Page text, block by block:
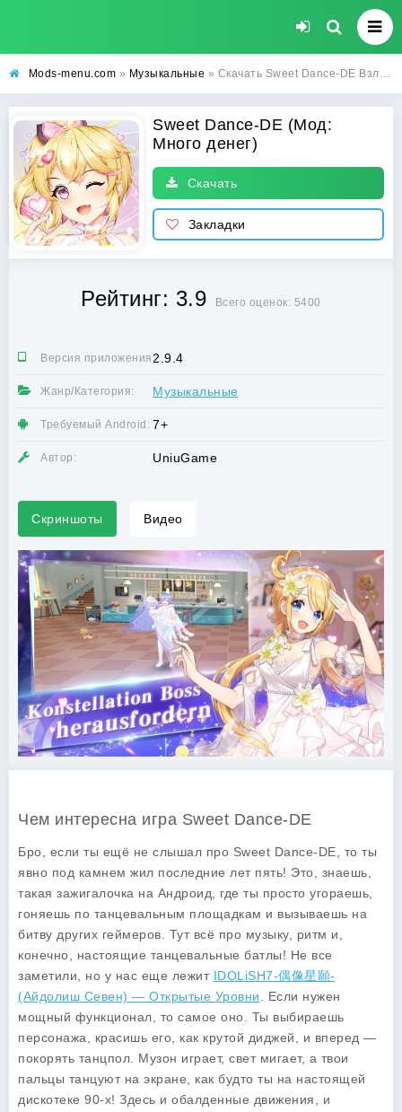
Mods-menu.com » Музыкальные » Скачать Sweet Dance-DE Взлом (Много денег) на Андроид бесплатно
Sweet Dance-DE (Мод:
Много денег)
Скачать
Закладки
Рейтинг: 3.9 Всего оценок: 5400
Версия приложения:2.9.4
Жанр/Категория: Музыкальные
Требуемый Android: 7+
Автор: UniuGame
Скриншоты Видео
Чем интересна игра Sweet Dance-DE
Бро, если ты ещё не слышал про Sweet Dance-DE, то ты
явно под камнем жил последние лет пять! Это, знаешь,
такая зажигалочка на Андроид, где ты просто угораешь,
гоняешь по танцевальным площадкам и вызываешь на
битву других геймеров. Тут всё про музыку, ритм и,
конечно, настоящие танцевальные батлы! Не все
заметили, но у нас еще лежит IDOLiSH7-偶像星願-
(Айдолиш Севен) — Открытые Уровни . Если нужен
мощный функционал, то самое оно. Ты выбираешь
персонажа, красишь его, как крутой диджей, и вперед —
покорять танцпол. Музон играет, свет мигает, а твои
пальцы танцуют на экране, как будто ты на настоящей
дискотеке 90-х! Здесь и обалденные движения, и